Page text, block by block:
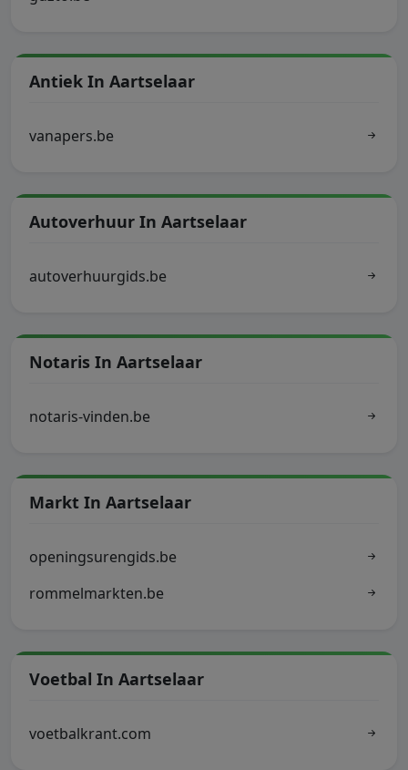
Antiek In Aartselaar
vanapers.be
Autoverhuur In Aartselaar
autoverhuurgids.be
Notaris In Aartselaar
notaris-vinden.be
Markt In Aartselaar
openingsurengids.be
rommelmarkten.be
Voetbal In Aartselaar
voetbalkrant.com